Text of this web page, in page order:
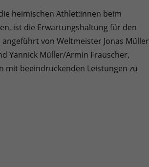
heimischen Athlet:innen beim
ist die Erwartungshaltung für den
von Weltmeister Jonas Müller
Yannick Müller/Armin Frauscher,
mit beeindruckenden Leistungen zu